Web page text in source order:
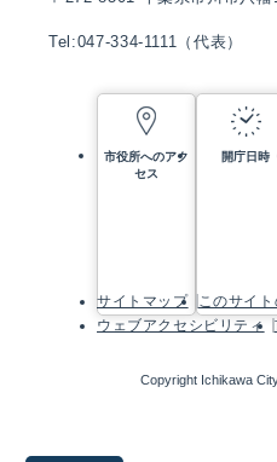
Tel:047-334-1111（代表）
市役所へのアク
セス
開庁日時
サイトマップ
このサイ
ウェブアクセシビリティ
Copyright Ichikawa